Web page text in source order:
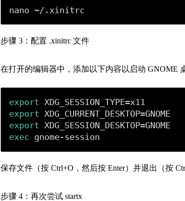
nano ~/.xinitrc
步骤 3：配置 .xinitrc 文件
在打开的编辑器中，添加以下内容以启动 GNOME
export
export
export
exec gnome-session
保存文件（按 Ctrl+O，然后按 Enter）并退出（按
步骤 4：再次尝试 startx